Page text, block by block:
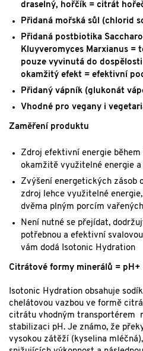
draselný, hořčík = citrát
Přidaná mořská sůl (chlorid
Přidaná postbiotika
Kluyveromyces Marxianus =
pouze vyvinutá do
okamžitý efekt = efektivní
Přidaný vápník (glukonát
Vhodné pro vegany i
Zaměření produktu
Zdroj efektivní energie
okamžitě využitelné energie
Zvýšení energetických zásob
zdroj lehce využitelné
dvěma plným porcím
Není nutné se přejídat,
potřebnou a efektivní
vám dodá Isotonic Hydration
Citrátové formy minerálů = pH+
Isotonic Hydration obsahuje
chelátovou vazbou ve formě
citrátu vhodným transportérem
stabilizaci pH. Je známo, že
vysokou zátěží (kyselina